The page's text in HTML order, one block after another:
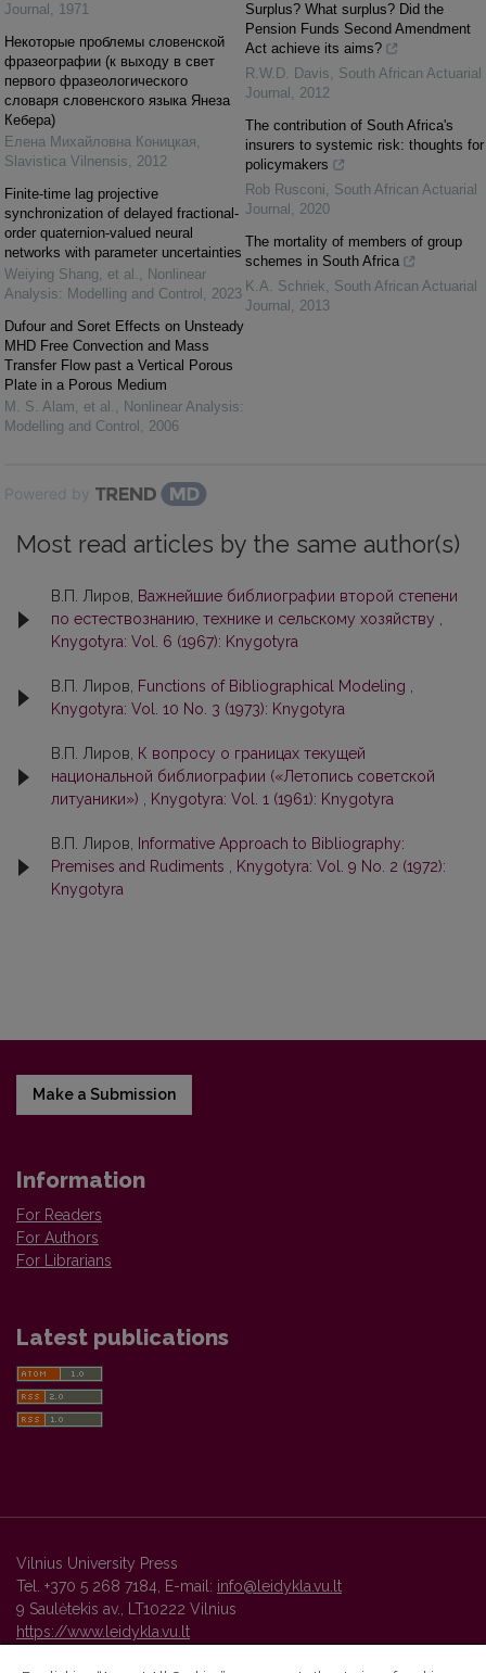
Journal , 1971
Некоторые проблемы словенской
фразеографии (к выходу в свет
первого фразеологического
словаря словенского языка Янеза
Кебера)
Елена Михайловна Коницкая,
Slavistica Vilnensis, 2012
Finite-time lag projective
synchronization of delayed fractional-
order quaternion-valued neural
networks with parameter uncertainties
Weiying Shang, et al. , Nonlinear
Analysis: Modelling and Control , 2023
Dufour and Soret Effects on Unsteady
MHD Free Convection and Mass
Transfer Flow past a Vertical Porous
Plate in a Porous Medium
M. S. Alam, et al. , Nonlinear Analysis:
Modelling and Control , 2006
Surplus? What surplus? Did the
Pension Funds Second Amendment
Act achieve its aims?
R.W.D. Davis, South African Actuarial
Journal , 2012
The contribution of South Africa's
insurers to systemic risk: thoughts for
policymakers
Rob Rusconi, South African Actuarial
Journal , 2020
The mortality of members of group
schemes in South Africa
K.A. Schriek, South African Actuarial
Journal , 2013
Powered by
Most read articles by the same author(s)
В.П. Лиров,
Важнейшие библиографии второй степени
по естествознанию, технике и сельскому хозяйству
Knygotyra: Vol. 6 (1967): Knygotyra
В.П. Лиров, Functions of Bibliographical Modeling
Knygotyra: Vol. 10 No. 3 (1973): Knygotyra
В.П. Лиров,
К вопросу о границах текущей
национальной библиографии («Летопись советской
литуаники»)
Knygotyra: Vol. 1 (1961): Knygotyra
В.П. Лиров,
Informative Approach to Bibliography:
Premises and Rudiments
Knygotyra: Vol. 9 No. 2 (1972):
Knygotyra
Make a Submission
Information
For Readers
For Authors
For Librarians
Latest publications
Vilnius University Press
Tel. +370 5 268 7184, E-mail: info@leidykla.vu.lt
9 Saulėtekis av., LT10222 Vilnius
https://www.leidykla.vu.lt